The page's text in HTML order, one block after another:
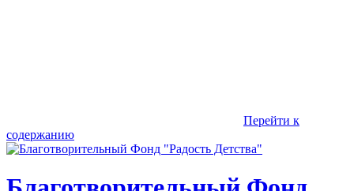
Перейти к
содержанию